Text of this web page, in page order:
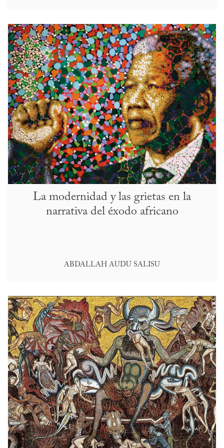
La modernidad y las grietas en la
narrativa del éxodo africano
ABDALLAH AUDU SALISU